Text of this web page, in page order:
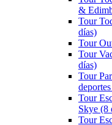
&
Tour
días)
Tour
Tour
días)
Tour
Tour
Skye (8
Tour